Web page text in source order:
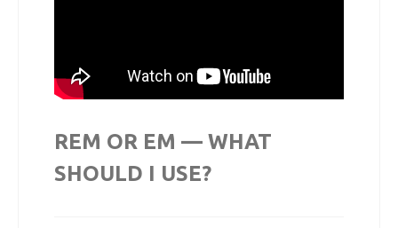
REM OR EM — WHAT
SHOULD I USE?